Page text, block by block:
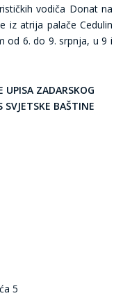
vodiča Donat na
iz atrija palače Cedulin
od 6. do 9. srpnja, u 9 i
UPISA ZADARSKOG
SVJETSKE BAŠTINE
5